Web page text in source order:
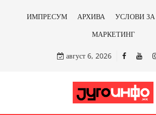
ИМПРЕСУМ АРХИВА
УСЛОВИ
МАРКЕТИНГ
август 6, 2026